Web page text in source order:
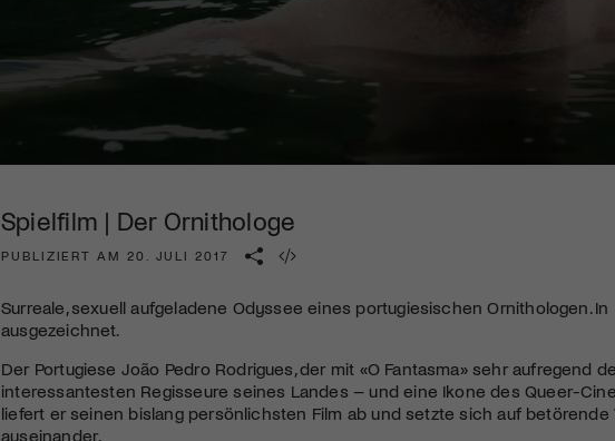
Spielfilm | Der Ornithologe
PUBLIZIERT AM 20. JULI 2017
Surreale, sexuell aufgeladene Odyssee eines portugiesischen Ornithologen.
ausgezeichnet.
Der Portugiese João Pedro Rodrigues, der mit «O Fantasma» sehr aufregend
interessantesten Regisseure seines Landes – und eine Ikone des Queer-
liefert er seinen bislang persönlichsten Film ab und setzte sich auf betörende
auseinander.
Mach mit: «Be Part of the Art»!
Engagiere dich als Kulturliebhaber:in, Kulturschaffende(r) oder
Mit deiner Mitgliedschaft erhältst du kostenlosen Zugang zu
diversen Kulturevents.
Jetzt Mitglied werden